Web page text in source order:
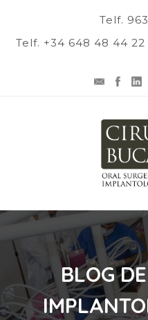
Telf.
Telf. +34 648 48 44 22
BLOG